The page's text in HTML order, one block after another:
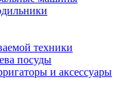
техники
посуды
и аксессуары